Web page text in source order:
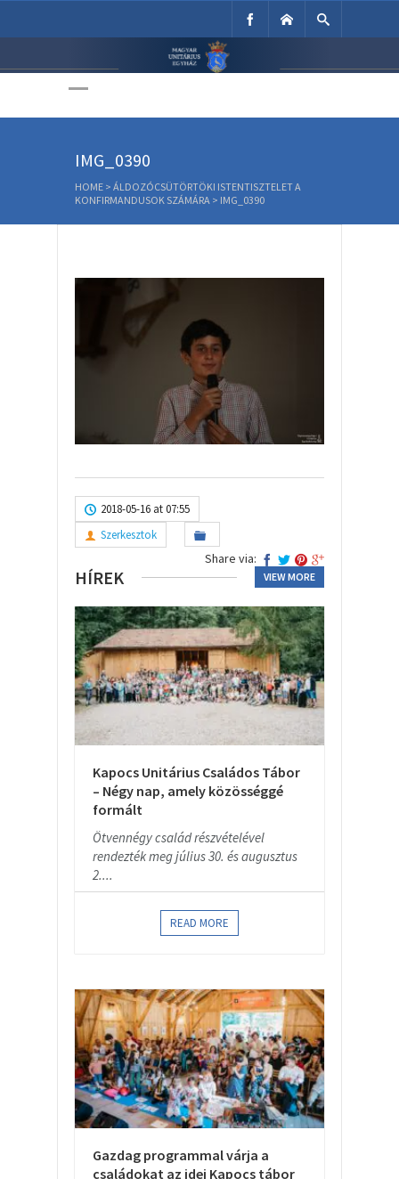
Unitárius Egyház
IMG_0390
HOME > ÁLDOZÓCSÜTÖRTÖKI ISTENTISZTELET A
KONFIRMANDUSOK SZÁMÁRA > IMG_0390
2018-05-16 at 07:55
Szerkesztok
Share via:
HÍREK VIEW MORE
Kapocs Unitárius Családos Tábor
– Négy nap, amely közösséggé
formált
Ötvennégy család részvételével
rendezték meg július 30. és augusztus
2....
READ MORE
Gazdag programmal várja a
családokat az idei Kapocs tábor